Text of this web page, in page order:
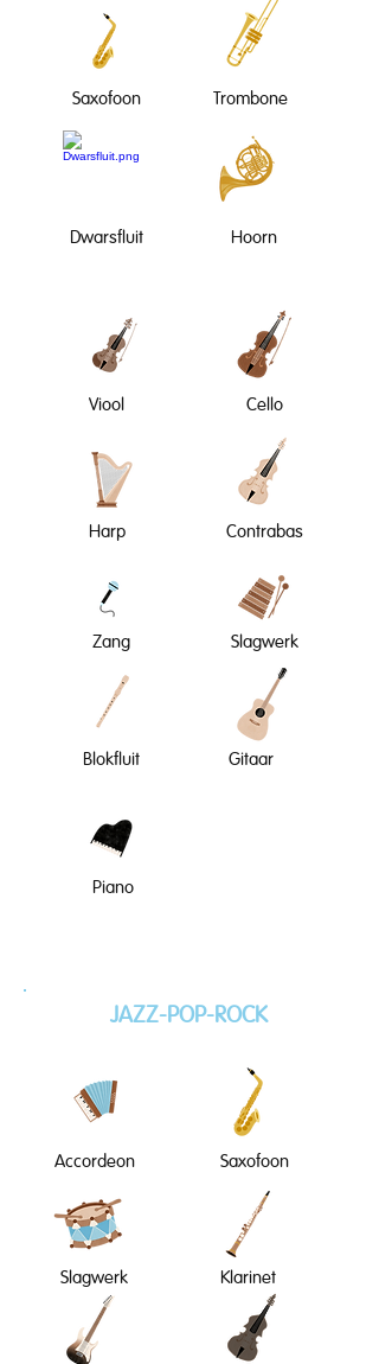
Saxofoon Trombone
Dwarsfluit Hoorn
Cello
Viool
Harp Contrabas
Slagwerk
Zang
Gitaar
Blokfluit
Piano
JAZZ-POP-ROCK
Accordeon
Slagwerk
Saxofoon
Klarinet